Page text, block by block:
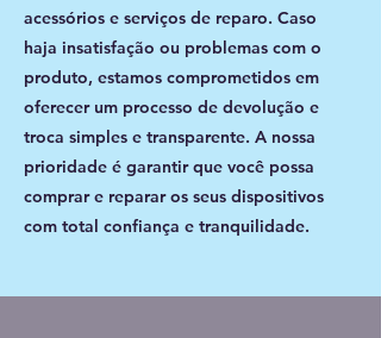
acessórios e serviços de reparo. Caso
haja insatisfação ou problemas com o
produto, estamos comprometidos em
oferecer um processo de devolução e
troca simples e transparente. A nossa
prioridade é garantir que você possa
comprar e reparar os seus dispositivos
com total confiança e tranquilidade.